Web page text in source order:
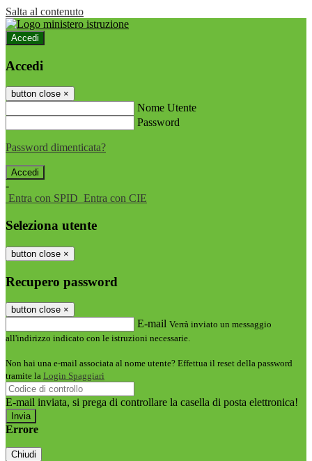
Salta al contenuto
Accedi
Accedi
button close ×
Nome Utente
Password
Password dimenticata?
-
Entra con SPID Entra con CIE
Seleziona utente
button close ×
Recupero password
button close ×
E-mail Verrà inviato un messaggio
all'indirizzo indicato con le istruzioni necessarie.
Non hai una e-mail associata al nome utente? Effettua il reset della password
tramite la Login Spaggiari
E-mail inviata, si prega di controllare la casella di posta elettronica!
Errore
Chiudi